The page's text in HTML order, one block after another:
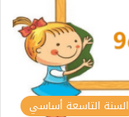
السنة التاسعة أساسي